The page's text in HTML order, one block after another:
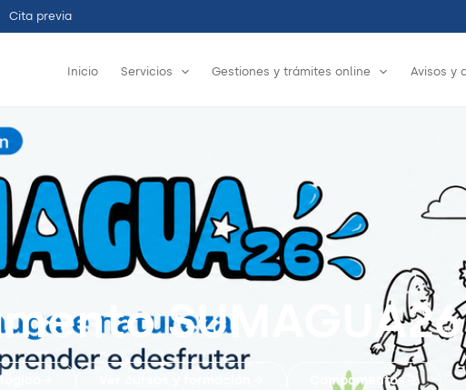
Cita previa
Inicio Servicios Gestiones y trámites online Avisos y
SUMAGUA26
Campamentos